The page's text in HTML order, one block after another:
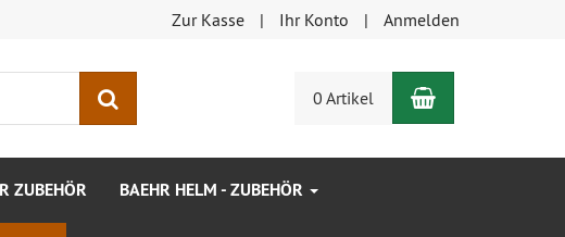
Zur Kasse Ihr Konto Anmelden
0 Artikel Warenkorb
ZUBEHÖR BAEHR HELM - ZUBEHÖR